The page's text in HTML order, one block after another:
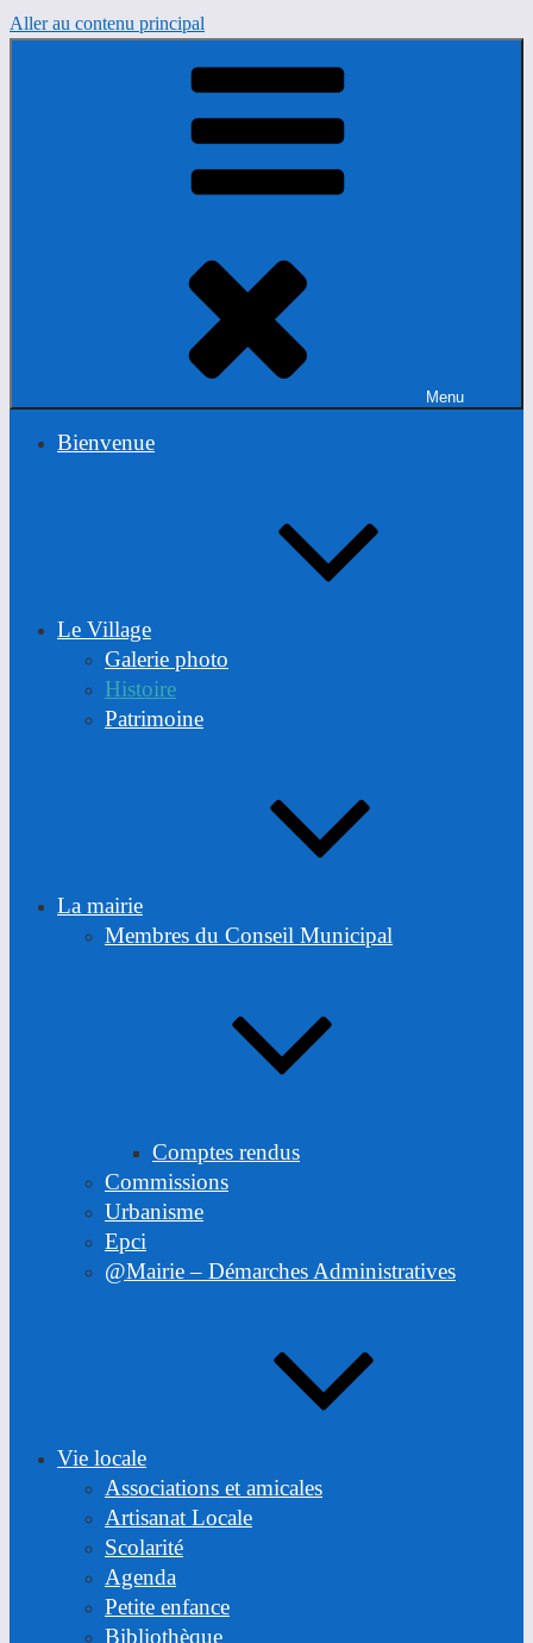
Aller au contenu principal
Menu
Bienvenue
Le Village
Galerie photo
Histoire
Patrimoine
La mairie
Membres du Conseil Municipal
Comptes rendus
Commissions
Urbanisme
Epci
@Mairie – Démarches Administratives
Vie locale
Associations et amicales
Artisanat Locale
Scolarité
Agenda
Petite enfance
Bibliothèque